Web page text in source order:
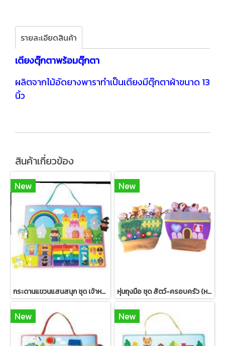
รายละเอียดสินค้า
เตียงตุ๊กตาพร้อมตุ๊กตา
ผลิตจากไม้อัดยางพาราทำเป็นเตียงมีตุ๊กตาผ้าขนาด 13
นิ้ว
สินค้าเกี่ยวข้อง
New
กระดานแขวนแสนสนุก ชุด เจ้าหญิงนิทรา
New
หุ่นถุงมือ ชุด สัตว์-ครอบครัว (หน้าเป็นไม้)
New New